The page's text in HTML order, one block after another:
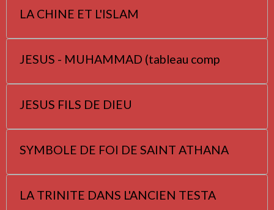
LA CHINE ET L'ISLAM
JESUS - MUHAMMAD (tableau comp
JESUS FILS DE DIEU
SYMBOLE DE FOI DE SAINT ATHANA
LA TRINITE DANS L'ANCIEN TESTA